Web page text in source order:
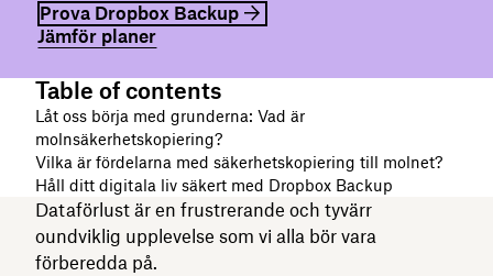
Prova Dropbox Backup
Jämför planer
Table of contents
Låt oss börja med grunderna: Vad är
molnsäkerhetskopiering?
Vilka är fördelarna med säkerhetskopiering till molnet?
Håll ditt digitala liv säkert med Dropbox Backup
Dataförlust är en frustrerande och tyvärr
oundviklig upplevelse som vi alla bör vara
förberedda på.